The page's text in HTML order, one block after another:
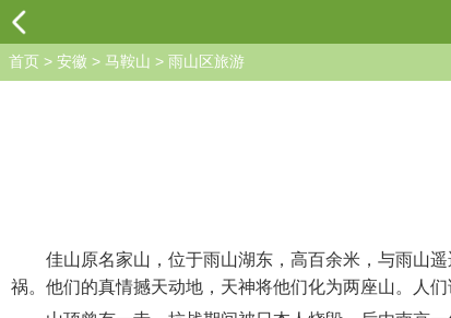
首页 > 安徽 > 马鞍山 > 雨山区旅游
佳山原名家山，位于雨山湖东，高百余米，与雨山遥
祸。他们的真情撼天动地，天神将他们化为两座山。人